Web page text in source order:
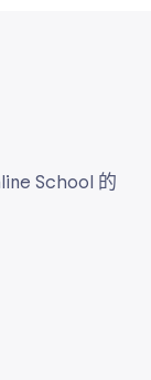
School 的